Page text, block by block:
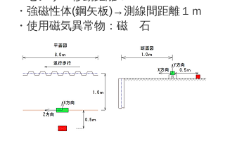
・強磁性体(鋼矢板)→測線間距離１ｍ
・使用磁気異常物：磁 石